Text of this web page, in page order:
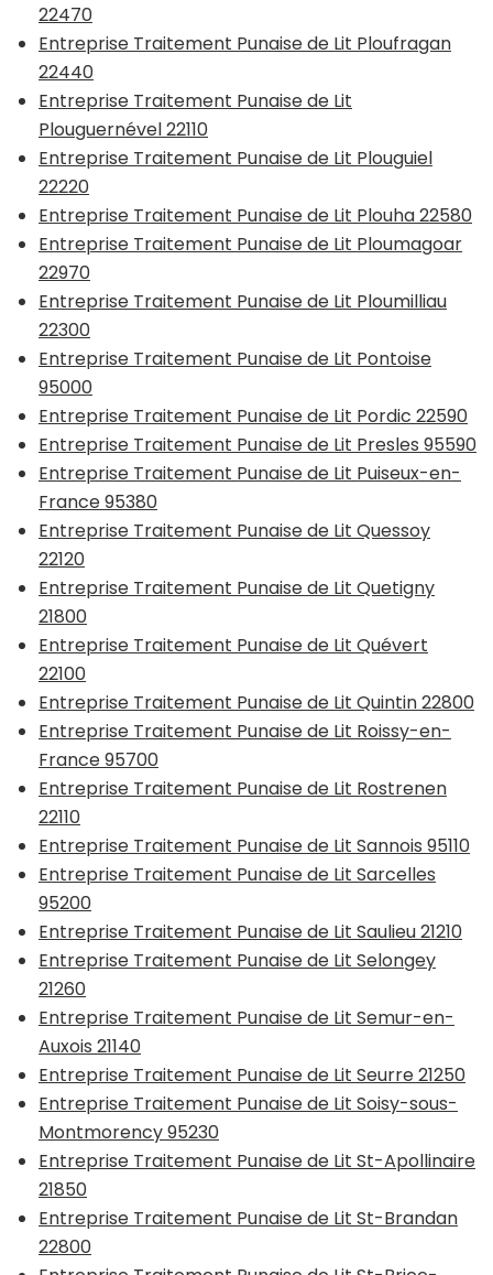
22470
Entreprise Traitement Punaise de Lit Ploufragan
22440
Entreprise Traitement Punaise de Lit
Plouguernével 22110
Entreprise Traitement Punaise de Lit Plouguiel
22220
Entreprise Traitement Punaise de Lit Plouha 22580
Entreprise Traitement Punaise de Lit Ploumagoar
22970
Entreprise Traitement Punaise de Lit Ploumilliau
22300
Entreprise Traitement Punaise de Lit Pontoise
95000
Entreprise Traitement Punaise de Lit Pordic 22590
Entreprise Traitement Punaise de Lit Presles 95590
Entreprise Traitement Punaise de Lit Puiseux-en-
France 95380
Entreprise Traitement Punaise de Lit Quessoy
22120
Entreprise Traitement Punaise de Lit Quetigny
21800
Entreprise Traitement Punaise de Lit Quévert
22100
Entreprise Traitement Punaise de Lit Quintin 22800
Entreprise Traitement Punaise de Lit Roissy-en-
France 95700
Entreprise Traitement Punaise de Lit Rostrenen
22110
Entreprise Traitement Punaise de Lit Sannois 95110
Entreprise Traitement Punaise de Lit Sarcelles
95200
Entreprise Traitement Punaise de Lit Saulieu 21210
Entreprise Traitement Punaise de Lit Selongey
21260
Entreprise Traitement Punaise de Lit Semur-en-
Auxois 21140
Entreprise Traitement Punaise de Lit Seurre 21250
Entreprise Traitement Punaise de Lit Soisy-sous-
Montmorency 95230
Entreprise Traitement Punaise de Lit St-Apollinaire
21850
Entreprise Traitement Punaise de Lit St-Brandan
22800